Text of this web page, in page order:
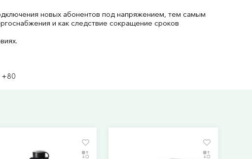
новых абонентов под напряжением, тем самым
и как следствие сокращение сроков
+80